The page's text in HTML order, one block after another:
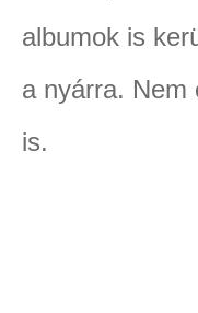
albumok is
a nyárra. Nem
is.